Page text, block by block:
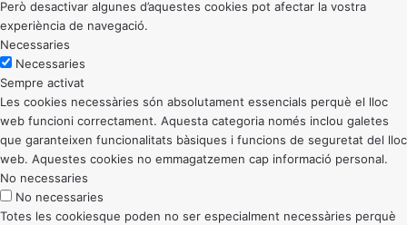
Però desactivar algunes d’aquestes cookies pot afectar la vostra
experiència de navegació.
Necessaries
Necessaries
Sempre activat
Les cookies necessàries són absolutament essencials perquè el lloc
web funcioni correctament. Aquesta categoria només inclou galetes
que garanteixen funcionalitats bàsiques i funcions de seguretat del lloc
web. Aquestes cookies no emmagatzemen cap informació personal.
No necessaries
No necessaries
Totes les cookiesque poden no ser especialment necessàries perquè